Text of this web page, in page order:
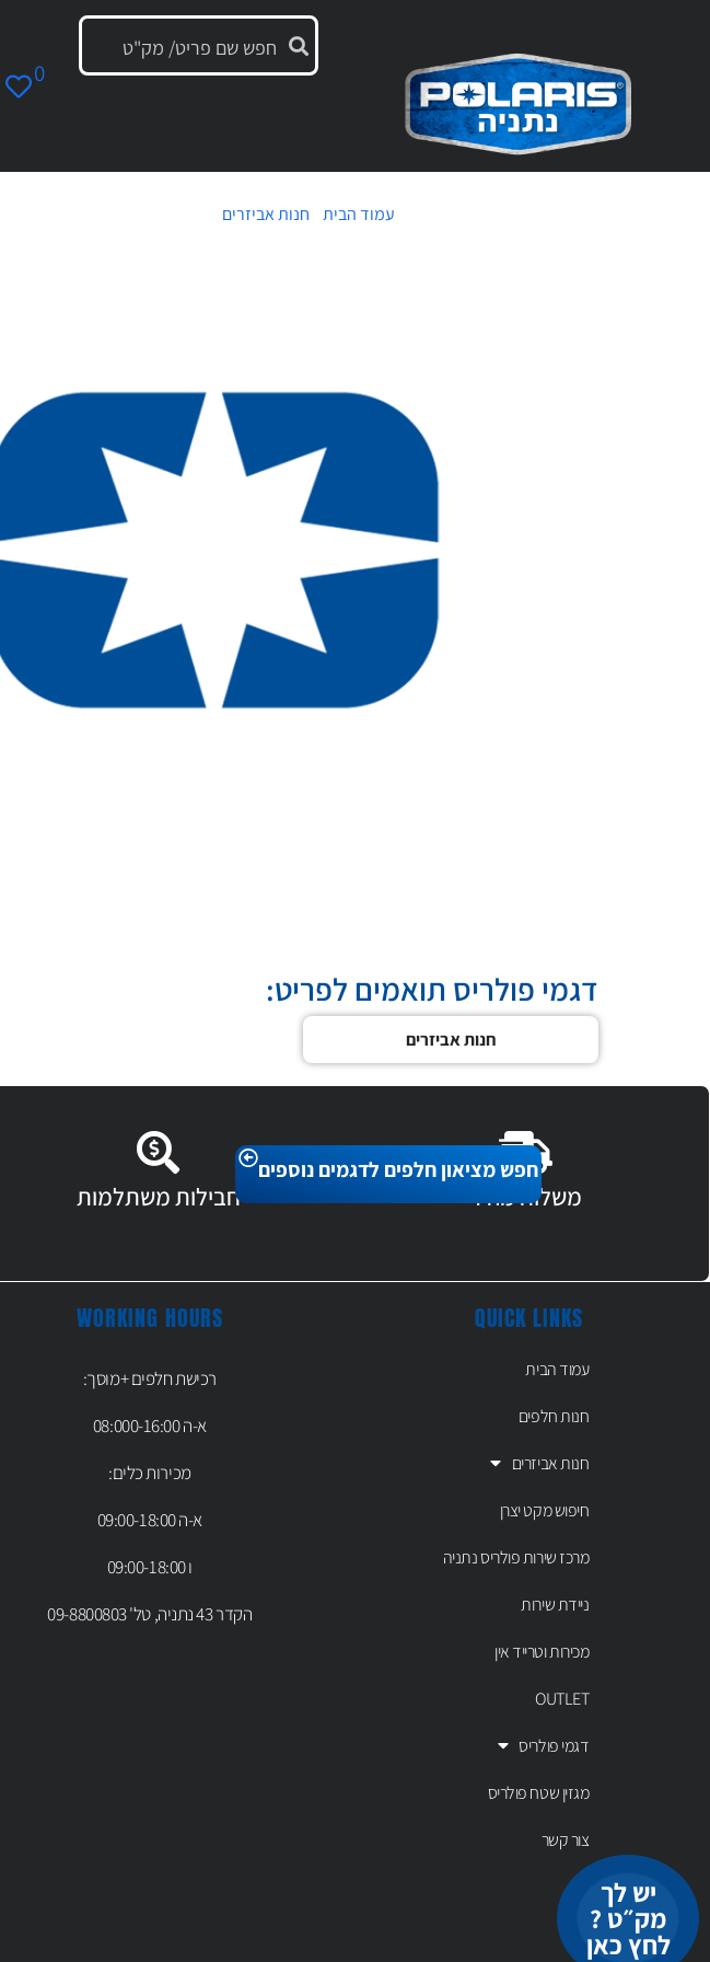
0
חפש מציאון חלפים לדגמים נוספים
עמוד הבית/ חנות אביזרים
דגמי פולריס תואמים לפריט:
חנות אביזרים
משלוח מהיר חבילות משתלמות
QUICK LINKS
עמוד הבית
חנות חלפים
חנות אביזרים
חיפוש מקט יצרן
מרכז שירות פולריס נתניה
ניידת שירות
מכירות וטרייד אין
OUTLET
דגמי פולריס
מגזין שטח פולריס
צור קשר
יש לך
מק״ט ?
לחץ כאן
WORKING HOURS
רכישת חלפים +מוסך:
א-ה 08:000-16:00
מכירות כלים:
א-ה 09:00-18:00
ו 09:00-18:00
הקדר 43 נתניה, טל' 09-8800803